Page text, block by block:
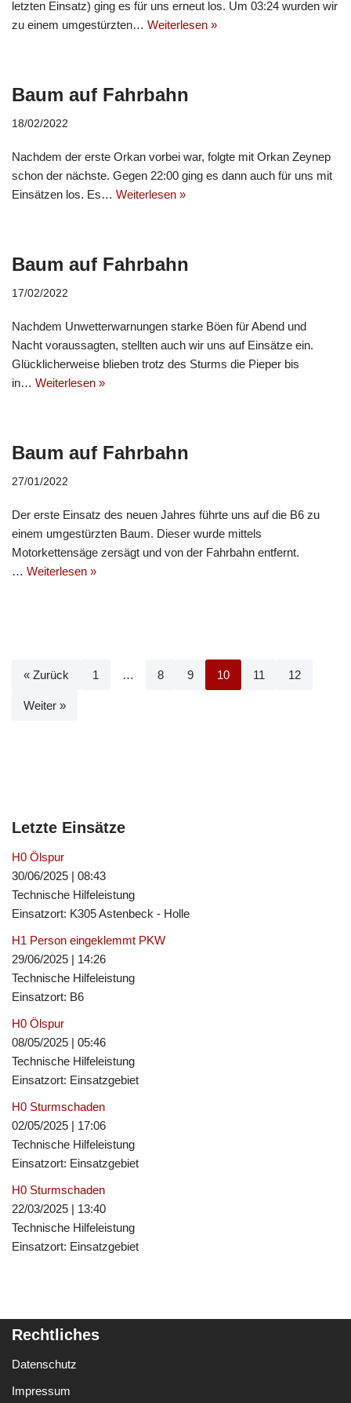
letzten Einsatz) ging es für uns erneut los. Um 03:24 wurden wir
zu einem umgestürzten… Weiterlesen »
Baum auf Fahrbahn
18/02/2022
Nachdem der erste Orkan vorbei war, folgte mit Orkan Zeynep
schon der nächste. Gegen 22:00 ging es dann auch für uns mit
Einsätzen los. Es… Weiterlesen »
Baum auf Fahrbahn
17/02/2022
Nachdem Unwetterwarnungen starke Böen für Abend und
Nacht voraussagten, stellten auch wir uns auf Einsätze ein.
Glücklicherweise blieben trotz des Sturms die Pieper bis
in… Weiterlesen »
Baum auf Fahrbahn
27/01/2022
Der erste Einsatz des neuen Jahres führte uns auf die B6 zu
einem umgestürzten Baum. Dieser wurde mittels
Motorkettensäge zersägt und von der Fahrbahn entfernt.
… Weiterlesen »
« Zurück 1 … 8 9 10 11 12
Weiter »
Letzte Einsätze
H0 Ölspur
30/06/2025 | 08:43
Technische Hilfeleistung
Einsatzort: K305 Astenbeck - Holle
H1 Person eingeklemmt PKW
29/06/2025 | 14:26
Technische Hilfeleistung
Einsatzort: B6
H0 Ölspur
08/05/2025 | 05:46
Technische Hilfeleistung
Einsatzort: Einsatzgebiet
H0 Sturmschaden
02/05/2025 | 17:06
Technische Hilfeleistung
Einsatzort: Einsatzgebiet
H0 Sturmschaden
22/03/2025 | 13:40
Technische Hilfeleistung
Einsatzort: Einsatzgebiet
Rechtliches
Datenschutz
Impressum